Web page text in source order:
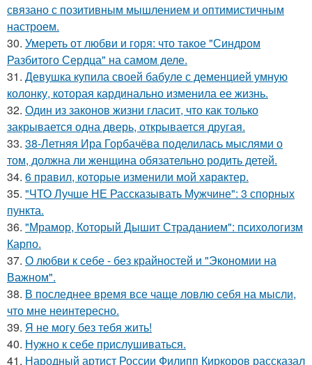
связано с позитивным мышлением и оптимистичным
настроем.
30. Умереть от любви и горя: что такое "Синдром
Разбитого Сердца" на самом деле.
31. Девушка купила своей бабуле с деменцией умную
колонку, которая кардинально изменила ее жизнь.
32. Один из законов жизни гласит, что как только
закрывается одна дверь, открывается другая.
33. 38-Летняя Ира Горбачёва поделилась мыслями о
том, должна ли женщина обязательно родить детей.
34. 6 прaвил, которые изменили мой хaрaктер.
35. "ЧТО Лучше НЕ Рассказывать Мужчине": 3 спорных
пункта.
36. "Мрамор, Который Дышит Страданием": психологизм
Карпо.
37. О любви к себе - без крайностей и "Экономии на
Важном".
38. В последнее время все чаще ловлю себя на мысли,
что мне неинтересно.
39. Я не могу без тебя жить!
40. Нужно к себе прислушиваться.
41. Народный артист России Филипп Киркоров рассказал